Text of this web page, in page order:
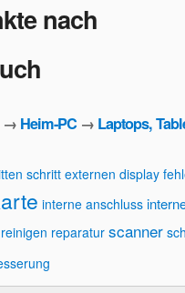
nach
→ Heim-PC → Laptops,
schrittexternen display
interne anschluss
reinigen reparatur scanner